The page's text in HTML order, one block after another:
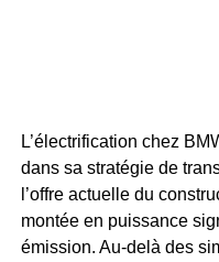
L’électrification chez
dans sa stratégie de
l’offre actuelle du
montée en puissance
émission. Au-delà des